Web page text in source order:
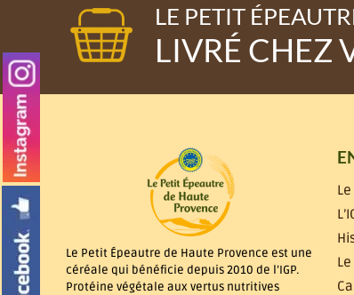
LE PETIT
LIVRÉ CHEZ
Le Petit Épeautre de Haute Provence est une
céréale qui bénéficie depuis 2010 de l’IGP.
Protéine végétale aux vertus nutritives